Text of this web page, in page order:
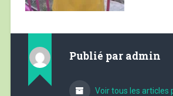
Publié par admin
Voir tous les articles